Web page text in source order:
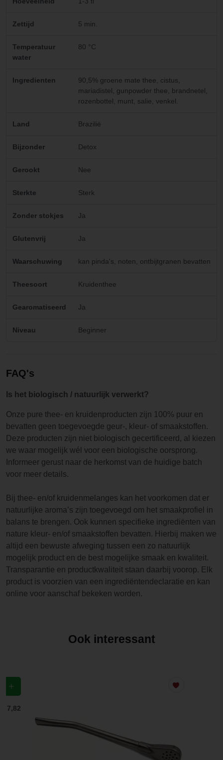
Zettijd 5 min.
Temperatuur
water
80 °C
Ingredienten
90,5% groene mate thee, cistus,
mariadistel, gunpowder thee, brandnetel,
rozenbottel, munt, salie, venkel.
Land Brazilië
Bijzonder Detox
Gerookt Nee
Sterkte Sterk
Zonder stokjes Ja
Glutenvrij Ja
Waarschuwing kan pinda's, noten, ontbijtgranen bevatten
Theesoort Kruidenthee
Gearomatiseerd Ja
Niveau Beginner
FAQ's
Is het biologisch / natuurlijk verwerkt?
Onze pure thee- en kruidenproducten zijn 100% puur en
bevatten geen toegevoegde geur-, kleur- of smaakstoffen.
Deze producten zijn niet biologisch gecertificeerd, al kiezen
we waar mogelijk wél voor een biologische oorsprong.
Informeer gerust naar de herkomst van de huidige batch
voor meer details.
Bij thee- en/of kruidenmelanges kan het voorkomen dat er
natuurlijke aroma’s zijn toegevoegd om het smaakprofiel in
balans te brengen. Ook kunnen specifieke ingrediënten van
nature kleur- en/of smaakstoffen bevatten. Hierbij maken we
altijd een bewuste afweging tussen een zo natuurlijk
mogelijk product en de best mogelijke smaak en kwaliteit.
Transparantie en productkwaliteit staan daarbij voorop. Elk
product is voorzien van een ingrediëntendeclaratie en kan
online voor aanschaf bekeken worden.
Ook interessant
€ 7,82